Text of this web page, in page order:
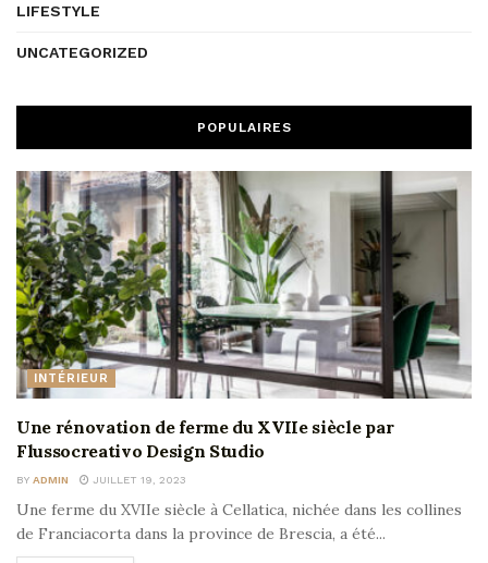
LIFESTYLE
UNCATEGORIZED
POPULAIRES
INTÉRIEUR
Une rénovation de ferme du XVIIe siècle par
Flussocreativo Design Studio
BY ADMIN JUILLET 19, 2023
Une ferme du XVIIe siècle à Cellatica, nichée dans les collines
de Franciacorta dans la province de Brescia, a été...